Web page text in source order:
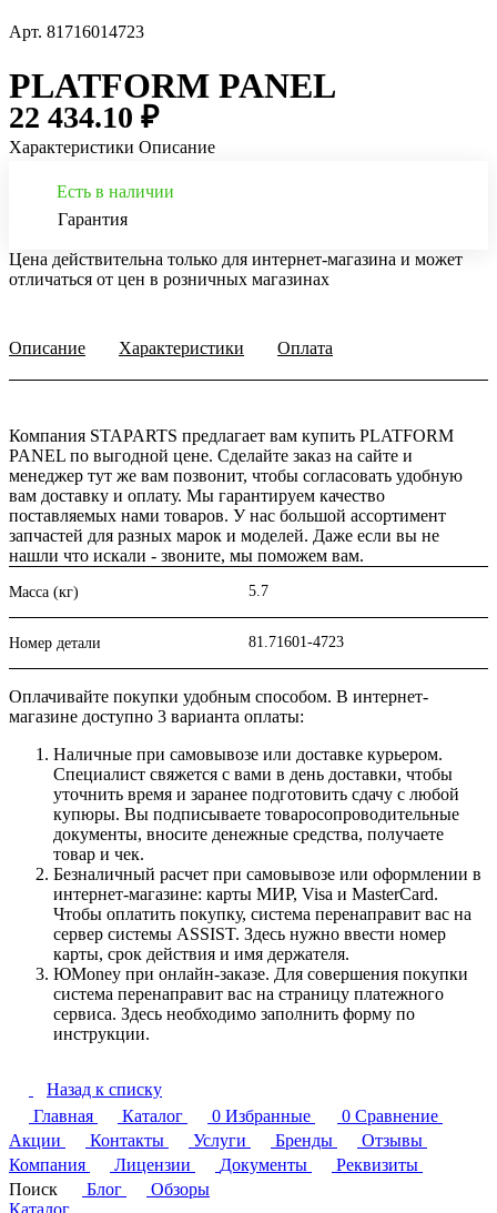
Арт. 81716014723
PLATFORM PANEL
22 434.10 ₽
Характеристики Описание
Есть в наличии
Гарантия
Цена действительна только для интернет-магазина и может
отличаться от цен в розничных магазинах
Описание Характеристики Оплата
Компания STAPARTS предлагает вам купить PLATFORM
PANEL по выгодной цене. Сделайте заказ на сайте и
менеджер тут же вам позвонит, чтобы согласовать удобную
вам доставку и оплату. Мы гарантируем качество
поставляемых нами товаров. У нас большой ассортимент
запчастей для разных марок и моделей. Даже если вы не
нашли что искали - звоните, мы поможем вам.
Масса (кг) 5.7
Номер детали 81.71601-4723
Оплачивайте покупки удобным способом. В интернет-
магазине доступно 3 варианта оплаты:
Наличные при самовывозе или доставке курьером.
Специалист свяжется с вами в день доставки, чтобы
уточнить время и заранее подготовить сдачу с любой
купюры. Вы подписываете товаросопроводительные
документы, вносите денежные средства, получаете
товар и чек.
Безналичный расчет при самовывозе или оформлении в
интернет-магазине: карты МИР, Visa и MasterCard.
Чтобы оплатить покупку, система перенаправит вас на
сервер системы ASSIST. Здесь нужно ввести номер
карты, срок действия и имя держателя.
ЮMoney при онлайн-заказе. Для совершения покупки
система перенаправит вас на страницу платежного
сервиса. Здесь необходимо заполнить форму по
инструкции.
Назад к списку
Главная
Каталог 0 Избранные 0 Сравнение
Акции
Контакты Услуги Бренды
Отзывы
Компания
Лицензии Документы
Реквизиты
Поиск
Блог
Обзоры
Каталог